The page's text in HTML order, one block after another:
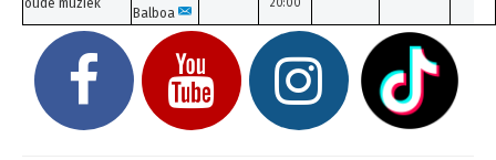
oude muziek
Balboa
20:00